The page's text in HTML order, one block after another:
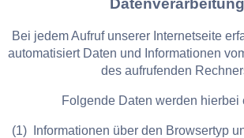
Datenverarbeitung
Bei jedem Aufruf unserer Internetseite
automatisiert Daten und Informationen
des aufrufenden
Folgende Daten werden hierbei
(1) Informationen über den Browsertyp